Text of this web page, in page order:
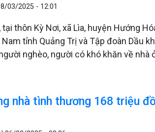
03/2025 - 12:01
thôn Kỳ Nơi, xã Lìa, huyện Hướng
tỉnh Quảng Trị và Tập đoàn Dầu
nghèo, người có khó khăn về
nhà tình thương 168 triệu